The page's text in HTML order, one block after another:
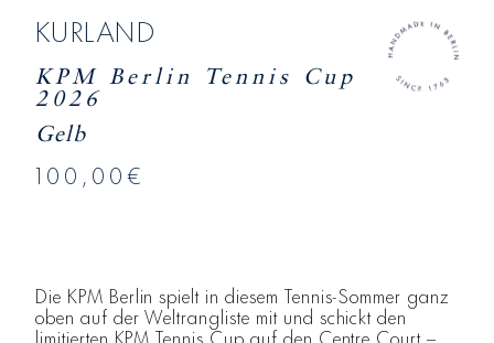
KURLAND
KPM Berlin Tennis Cup
2026
Gelb
100,00€
Die KPM Berlin spielt in diesem Tennis-Sommer ganz
oben auf der Weltrangliste mit und schickt den
limitierten KPM Tennis Cup auf den Centre Court –